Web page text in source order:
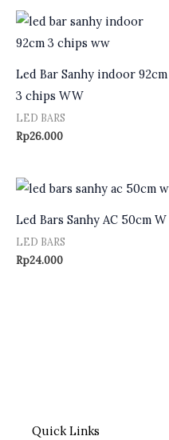
Led Bar Sanhy indoor 92cm
3 chips WW
LED BARS
Rp26.000
Led Bars Sanhy AC 50cm W
LED BARS
Rp24.000
Quick Links